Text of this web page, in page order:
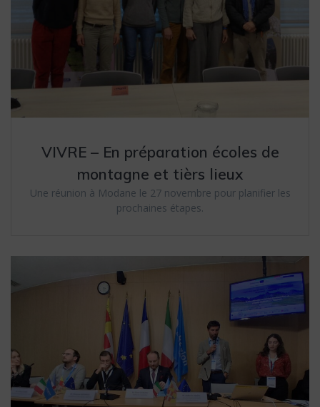
VIVRE – En préparation écoles de
montagne et tièrs lieux
Une réunion à Modane le 27 novembre pour planifier les
prochaines étapes.